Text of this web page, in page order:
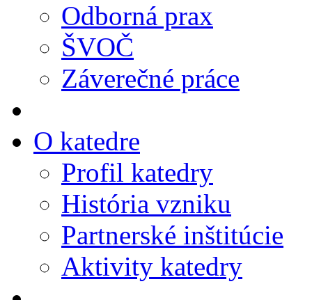
Odborná prax
ŠVOČ
Záverečné práce
O katedre
Profil katedry
História vzniku
Partnerské inštitúcie
Aktivity katedry